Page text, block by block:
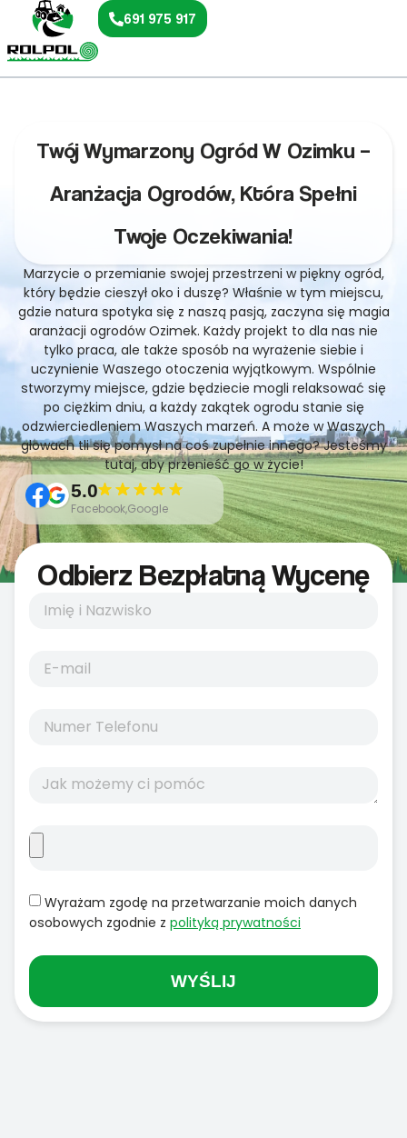
691 975 917
Twój Wymarzony Ogród W Ozimku –
Aranżacja Ogrodów, Która Spełni
Twoje Oczekiwania!
Marzycie o przemianie swojej przestrzeni w piękny ogród,
który będzie cieszył oko i duszę? Właśnie w tym miejscu,
gdzie natura spotyka się z naszą pasją, zaczyna się magia
aranżacji ogrodów Ozimek. Każdy projekt to dla nas nie
tylko praca, ale także sposób na wyrażenie siebie i
uczynienie Waszego otoczenia wyjątkowym. Wspólnie
stworzymy miejsce, gdzie będziecie mogli relaksować się
po ciężkim dniu, a każdy zakątek ogrodu stanie się
odzwierciedleniem Waszych marzeń. A może w Waszych
głowach tli się pomysł na coś zupełnie innego? Jesteśmy
tutaj, aby przenieść go w życie!
5.0
Facebook,Google
Odbierz Bezpłatną Wycenę
Wyrażam zgodę na przetwarzanie moich danych
osobowych zgodnie z polityką prywatności
WYŚLIJ